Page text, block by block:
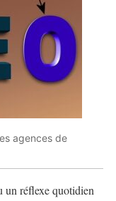
agences de
un réflexe quotidien